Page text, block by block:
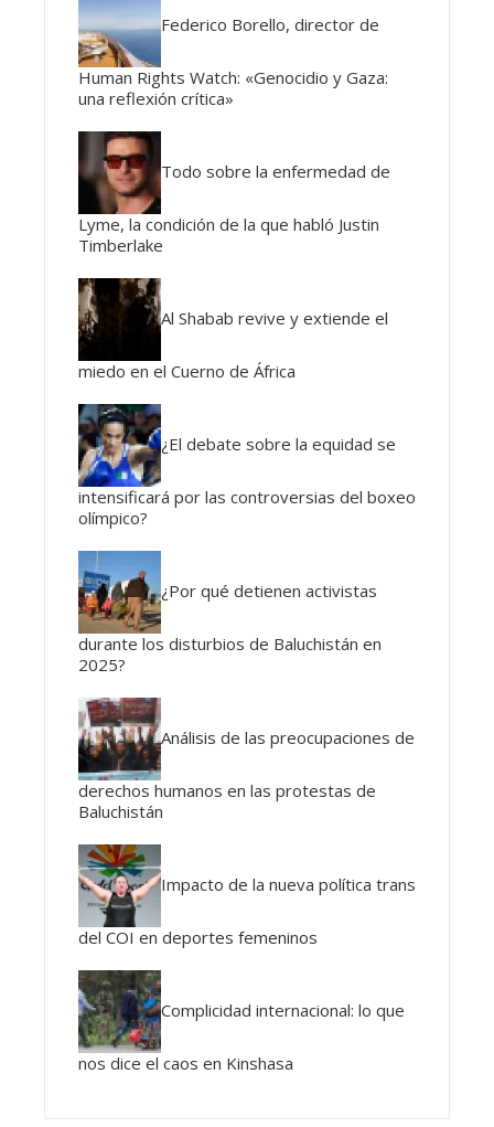
Federico Borello, director de
Human Rights Watch: «Genocidio y Gaza:
una reflexión crítica»
Todo sobre la enfermedad de
Lyme, la condición de la que habló Justin
Timberlake
Al Shabab revive y extiende el
miedo en el Cuerno de África
¿El debate sobre la equidad se
intensificará por las controversias del boxeo
olímpico?
¿Por qué detienen activistas
durante los disturbios de Baluchistán en
2025?
Análisis de las preocupaciones de
derechos humanos en las protestas de
Baluchistán
Impacto de la nueva política trans
del COI en deportes femeninos
Complicidad internacional: lo que
nos dice el caos en Kinshasa